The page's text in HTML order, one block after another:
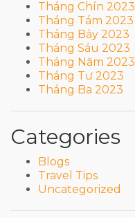
Tháng Chín 2023
Tháng Tám 2023
Tháng Bảy 2023
Tháng Sáu 2023
Tháng Năm 2023
Tháng Tư 2023
Tháng Ba 2023
Categories
Blogs
Travel Tips
Uncategorized